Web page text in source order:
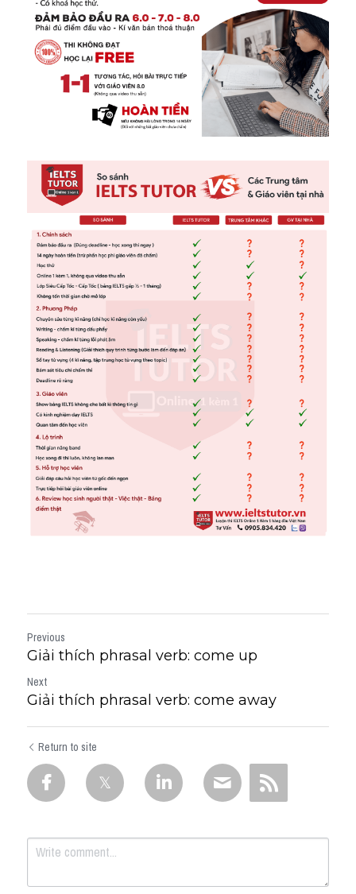
Previous
Giải thích phrasal verb: come up
Next
Giải thích phrasal verb: come away
Return to site